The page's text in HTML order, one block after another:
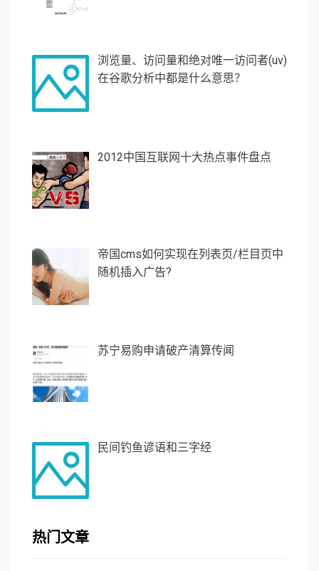
浏览量、访问量和绝对唯一访问者(uv)
在谷歌分析中都是什么意思？
2012中国互联网十大热点事件盘点
帝国cms如何实现在列表页/栏目页中
随机插入广告?
苏宁易购申请破产清算传闻
民间钓鱼谚语和三字经
热门文章